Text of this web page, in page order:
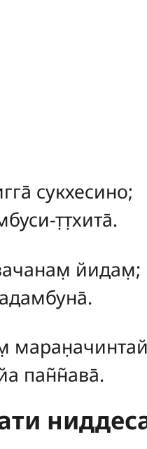
сукхесино;
т̣т̣хита̄.
йидам̣;
пан̃н̃ава̄.